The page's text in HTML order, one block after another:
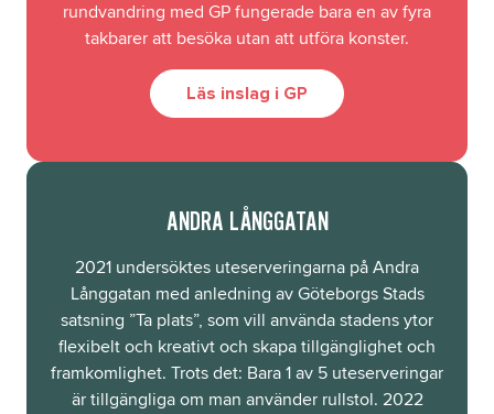
rundvandring med GP fungerade bara en av fyra
takbarer att besöka utan att utföra konster.
Läs inslag i GP
ANDRA LÅNGGATAN
2021 undersöktes uteserveringarna på Andra
Långgatan med anledning av Göteborgs Stads
satsning ”Ta plats”, som vill använda stadens ytor
flexibelt och kreativt och skapa tillgänglighet och
framkomlighet. Trots det: Bara 1 av 5 uteserveringar
är tillgängliga om man använder rullstol. 2022